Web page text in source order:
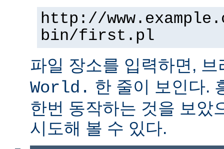
http://
bin/first.pl
파일 장소를 입력하면,
World. 한 줄이 보인다.
한번 동작하는 것을 보았
시도해 볼 수 있다.